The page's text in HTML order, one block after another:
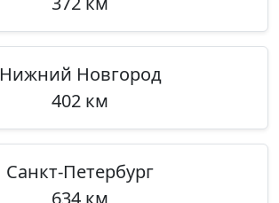
Нижний Новгород
402 км
Санкт-Петербург
634 км